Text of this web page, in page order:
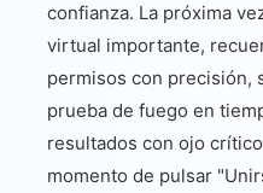
confianza. La próxima
virtual importante,
permisos con precisión,
prueba de fuego en
resultados con ojo
momento de pulsar